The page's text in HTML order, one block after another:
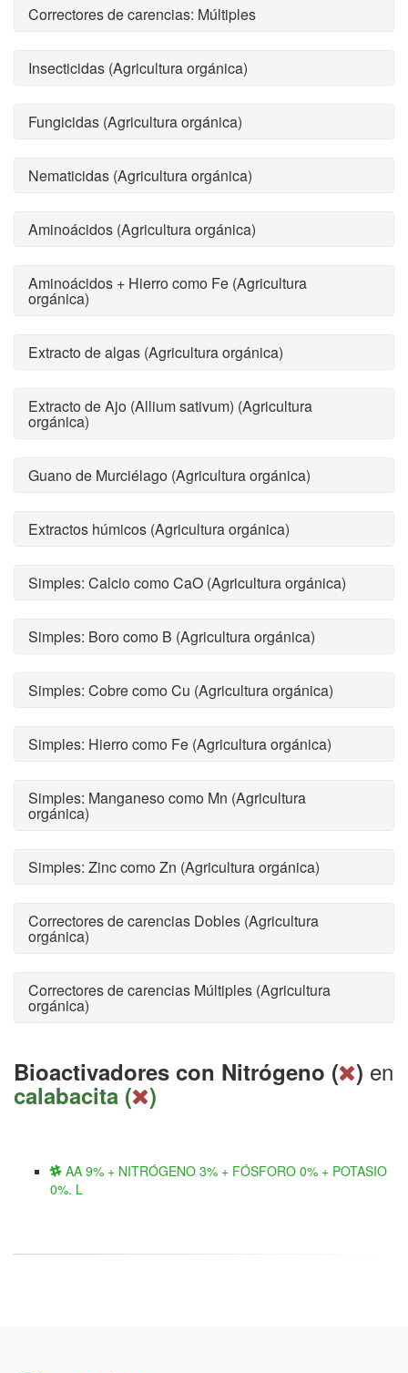
Correctores de carencias: Múltiples
Insecticidas (Agricultura orgánica)
Fungicidas (Agricultura orgánica)
Nematicidas (Agricultura orgánica)
Aminoácidos (Agricultura orgánica)
Aminoácidos + Hierro como Fe (Agricultura
orgánica)
Extracto de algas (Agricultura orgánica)
Extracto de Ajo (Allium sativum) (Agricultura
orgánica)
Guano de Murciélago (Agricultura orgánica)
Extractos húmicos (Agricultura orgánica)
Simples: Calcio como CaO (Agricultura orgánica)
Simples: Boro como B (Agricultura orgánica)
Simples: Cobre como Cu (Agricultura orgánica)
Simples: Hierro como Fe (Agricultura orgánica)
Simples: Manganeso como Mn (Agricultura
orgánica)
Simples: Zinc como Zn (Agricultura orgánica)
Correctores de carencias Dobles (Agricultura
orgánica)
Correctores de carencias Múltiples (Agricultura
orgánica)
Bioactivadores con Nitrógeno ( ) en
calabacita ( )
AA 9% + NITRÓGENO 3% + FÓSFORO 0% + POTASIO
0%. L